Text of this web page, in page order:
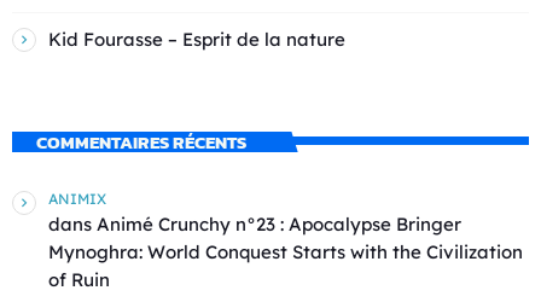
Kid Fourasse – Esprit de la nature
COMMENTAIRES RÉCENTS
ANIMIX
dans Animé Crunchy n°23 : Apocalypse Bringer
Mynoghra: World Conquest Starts with the Civilization
of Ruin